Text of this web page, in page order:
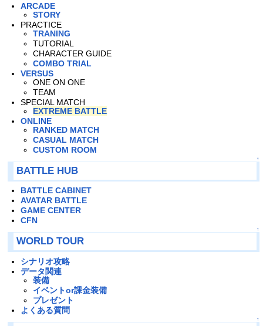
ARCADE
STORY
PRACTICE
TRANING
TUTORIAL
CHARACTER GUIDE
COMBO TRIAL
VERSUS
ONE ON ONE
TEAM
SPECIAL MATCH
EXTREME BATTLE
ONLINE
RANKED MATCH
CASUAL MATCH
CUSTOM ROOM
↑
BATTLE HUB
BATTLE CABINET
AVATAR BATTLE
GAME CENTER
CFN
↑
WORLD TOUR
シナリオ攻略
データ関連
装備
イベントor課金装備
プレゼント
よくある質問
↑